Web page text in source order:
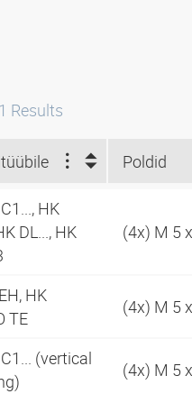
Results
Poldid
HK
DL..., HK
(4x) M 5
HK
TE
(4x) M 5
(vertical
(4x) M 5